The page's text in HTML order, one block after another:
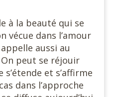
à la beauté qui se
vécue dans l’amour
aussi au
peut se réjouir
et s’affirme
dans l’approche